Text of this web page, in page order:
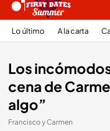
Lo último A la carta
Los
cena de
algo”
Francisco y Carmen